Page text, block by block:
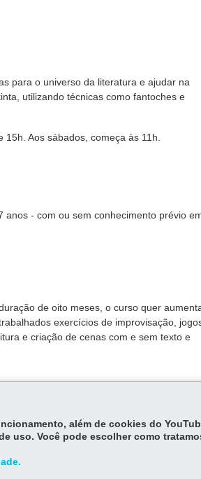
para o universo da literatura e ajudar na
utilizando técnicas como fantoches e
Aos sábados, começa às 11h.
- com ou sem conhecimento prévio
de oito meses, o curso quer
exercícios de improvisação,
e criação de cenas com e sem texto e
além de cookies do
uso. Você pode escolher como